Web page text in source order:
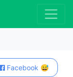
Facebook 😅